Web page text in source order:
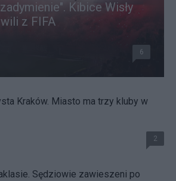
Kibice Wisły
z FIFA
6
Kraków. Miasto ma trzy kluby w
2
Sędziowie zawieszeni po